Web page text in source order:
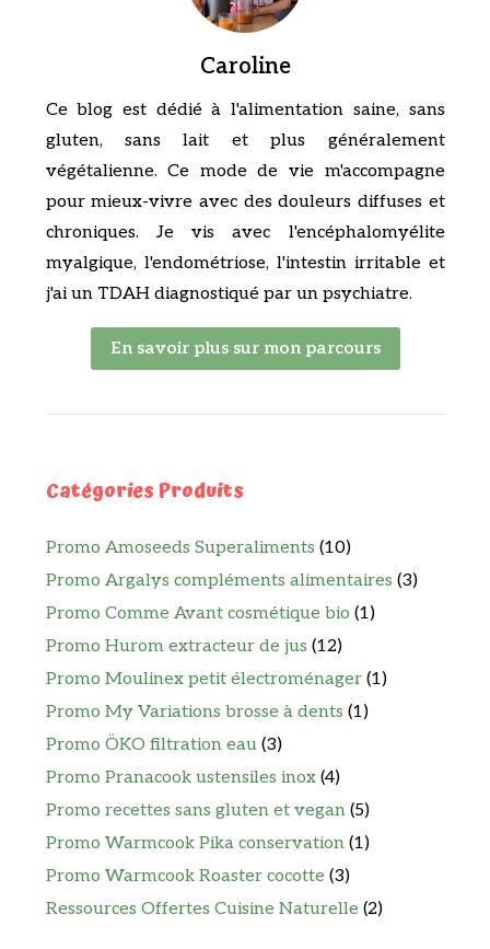
Caroline
Ce blog est dédié à l'alimentation saine, sans
gluten, sans lait et plus généralement
végétalienne. Ce mode de vie m'accompagne
pour mieux-vivre avec des douleurs diffuses et
chroniques. Je vis avec l'encéphalomyélite
myalgique, l'endométriose, l'intestin irritable et
j'ai un TDAH diagnostiqué par un psychiatre.
En savoir plus sur mon parcours
Catégories Produits
Promo Amoseeds Superaliments (10)
Promo Argalys compléments alimentaires (3)
Promo Comme Avant cosmétique bio (1)
Promo Hurom extracteur de jus (12)
Promo Moulinex petit électroménager (1)
Promo My Variations brosse à dents (1)
Promo ÖKO filtration eau (3)
Promo Pranacook ustensiles inox (4)
Promo recettes sans gluten et vegan (5)
Promo Warmcook Pika conservation (1)
Promo Warmcook Roaster cocotte (3)
Ressources Offertes Cuisine Naturelle (2)